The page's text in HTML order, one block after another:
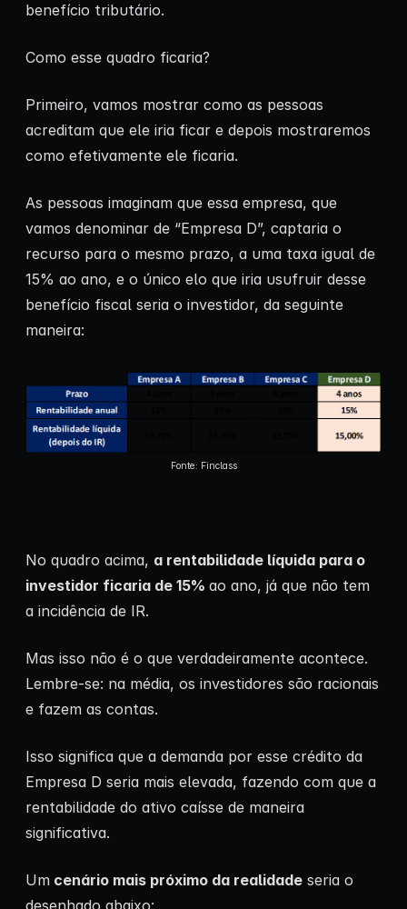
benefício tributário.
Como esse quadro ficaria?
Primeiro, vamos mostrar como as pessoas
acreditam que ele iria ficar e depois mostraremos
como efetivamente ele ficaria.
As pessoas imaginam que essa empresa, que
vamos denominar de “Empresa D”, captaria o
recurso para o mesmo prazo, a uma taxa igual de
15% ao ano, e o único elo que iria usufruir desse
benefício fiscal seria o investidor, da seguinte
maneira:
Fonte: Finclass
No quadro acima, a rentabilidade líquida para o
investidor ficaria de 15% ao ano, já que não tem
a incidência de IR.
Mas isso não é o que verdadeiramente acontece.
Lembre-se: na média, os investidores são racionais
e fazem as contas.
Isso significa que a demanda por esse crédito da
Empresa D seria mais elevada, fazendo com que a
rentabilidade do ativo caísse de maneira
significativa.
Um cenário mais próximo da realidade seria o